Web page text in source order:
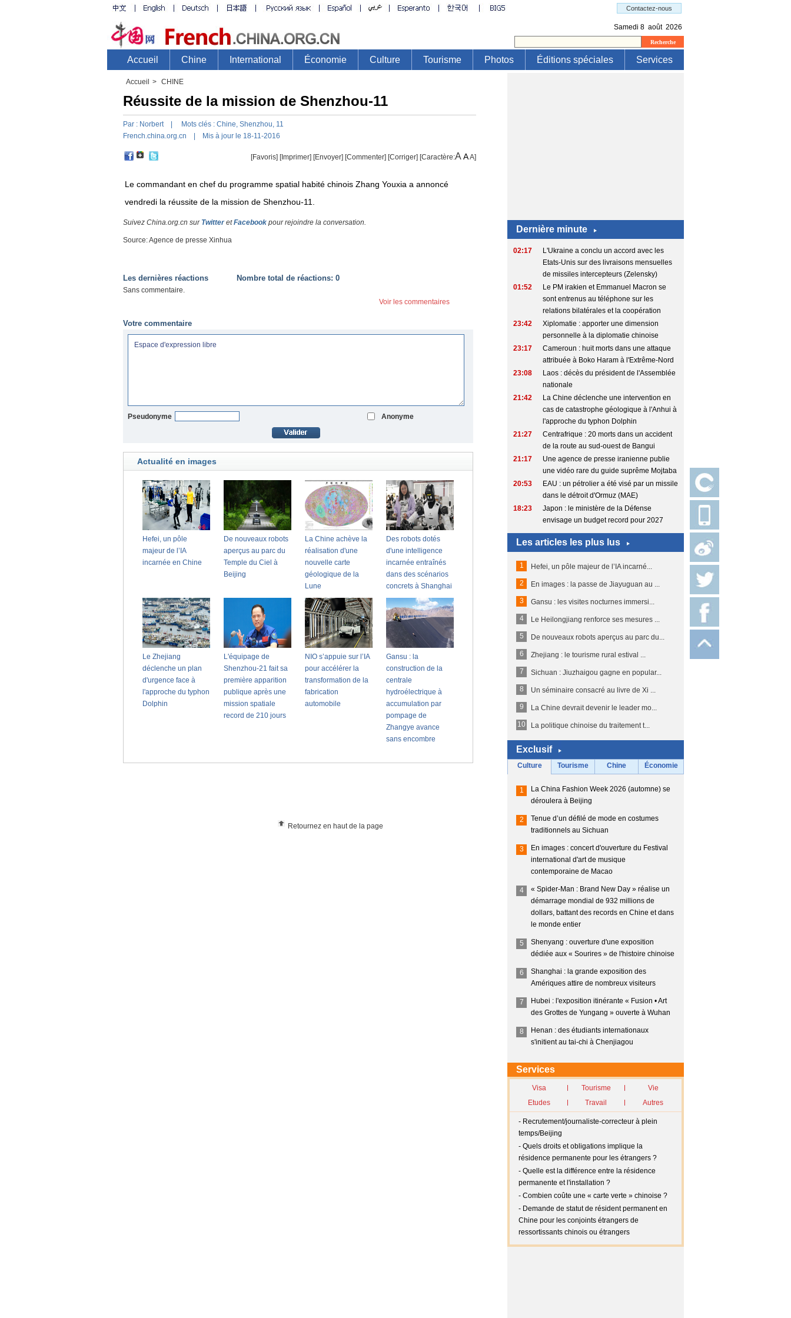
Accueil > CHINE
Réussite de la mission de Shenzhou-11
Par : Norbert| Mots clés : Chine, Shenzhou, 11
French.china.org.cn | Mis à jour le 18-11-2016
[Favoris] [Imprimer] [Envoyer] [Commenter] [Corriger] [Caractère:A AA]
Le commandant en chef du programme spatial habité chinois Zhang Youxia a annoncé
vendredi la réussite de la mission de Shenzhou-11.
Suivez China.org.cn sur TwitteretFacebook pour rejoindre la conversation.
Source: Agence de presse Xinhua
Les dernières réactions Nombre total de réactions: 0
Sans commentaire.
Voir les commentaires
Votre commentaire
Pseudonyme Anonyme
Retournez en haut de la page